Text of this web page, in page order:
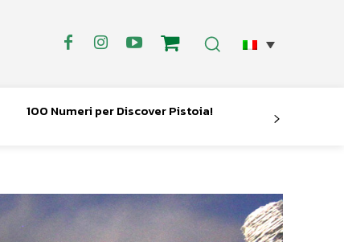
100 Numeri per Discover Pistoia!